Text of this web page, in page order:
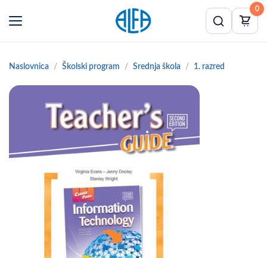
0
Naslovnica Školski program Srednja škola 1. razred